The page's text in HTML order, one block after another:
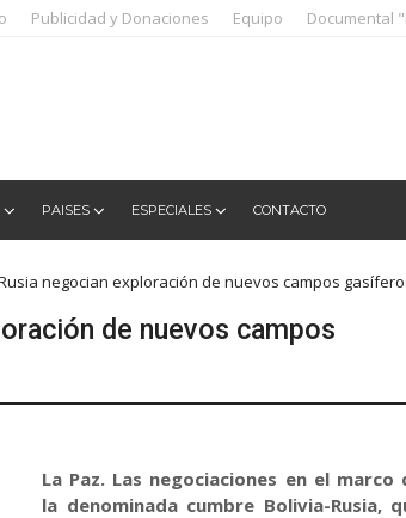
Publicidad y Donaciones Equipo Documental
PAISES ESPECIALES CONTACTO
negocian exploración de nuevos campos
de nuevos campos
La Paz. Las negociaciones en el marco
la denominada cumbre Bolivia-Rusia,